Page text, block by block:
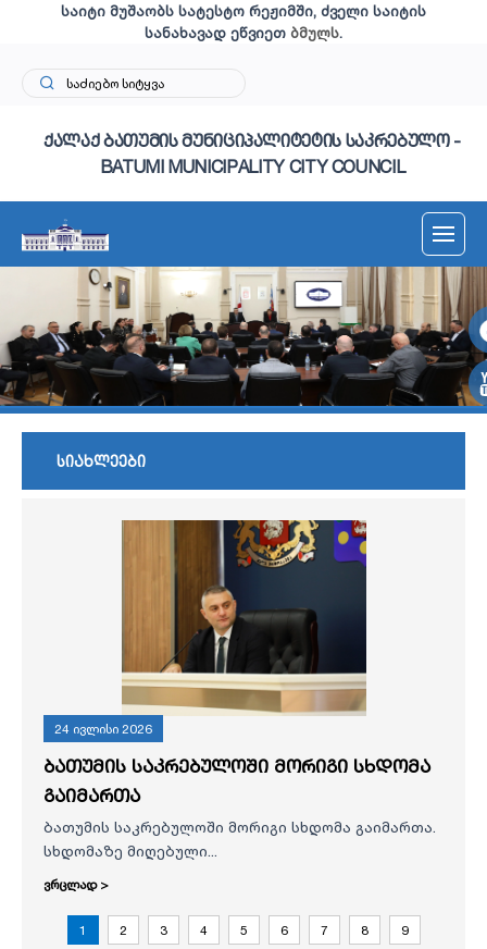
საიტი მუშაობს სატესტო რეჟიმში, ძველი საიტის
სანახავად ეწვიეთ ბმულს.
ქალაქ ბათუმის მუნიციპალიტეტის საკრებულო -
BATUMI MUNICIPALITY CITY COUNCIL
სიახლეები
24 ივლისი 2026
ბათუმის საკრებულოში მორიგი სხდომა
გაიმართა
ბათუმის საკრებულოში მორიგი სხდომა გაიმართა.
სხდომაზე მიღებული...
ვრცლად >
1 2 3 4 5 6 7 8 9